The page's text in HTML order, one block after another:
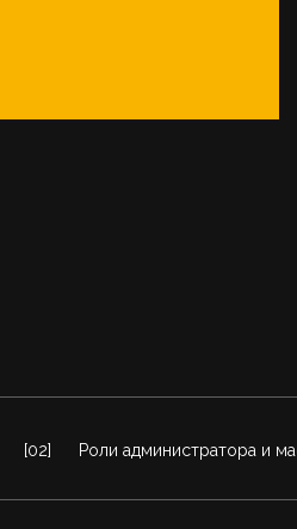
Роли администратора и
[02]